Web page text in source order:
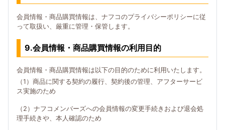
会員情報・商品購買情報は、ナフコのプライバシーポリシーに従
って取扱い、厳重に管理・保管します。
9.会員情報・商品購買情報の利用目的
会員情報・商品購買情報は以下の目的のために利用いたします。
（1）商品に関する契約の履行、契約後の管理、アフターサービ
ス実施のため
（2）ナフコメンバーズへの会員情報の変更手続きおよび退会処
理手続きや、本人確認のため